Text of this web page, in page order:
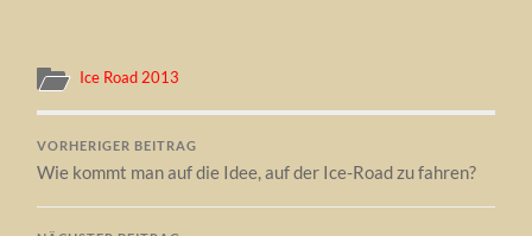
Ice Road 2013
VORHERIGER BEITRAG
Wie kommt man auf die Idee, auf der Ice-Road zu fahren?